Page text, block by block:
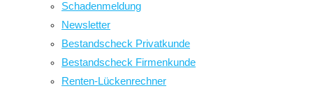
Schadenmeldung
Newsletter
Bestandscheck Privatkunde
Bestandscheck Firmenkunde
Renten-Lückenrechner